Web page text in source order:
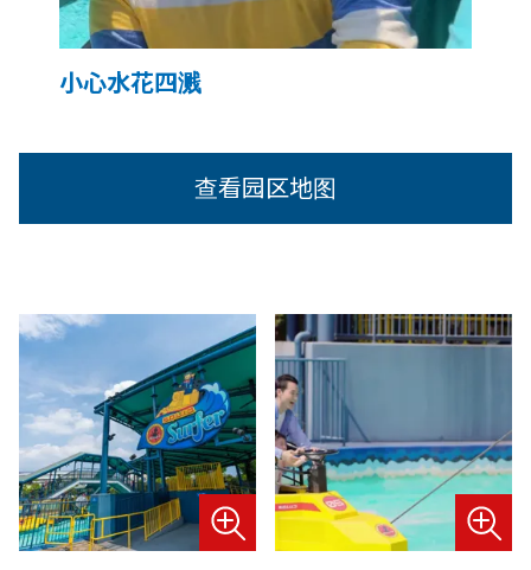
小心水花四溅
查看园区地图